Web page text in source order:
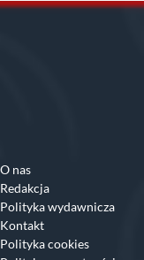
O nas
Redakcja
Polityka wydawnicza
Kontakt
Polityka cookies